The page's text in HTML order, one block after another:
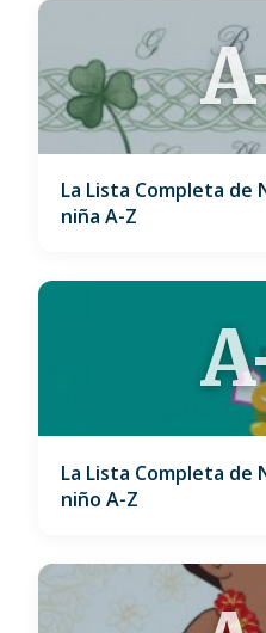
La Lista Completa de
niña A-Z
La Lista Completa de
niño A-Z